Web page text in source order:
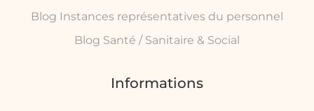
Blog Instances représentatives du personnel
Blog Santé / Sanitaire & Social
Informations